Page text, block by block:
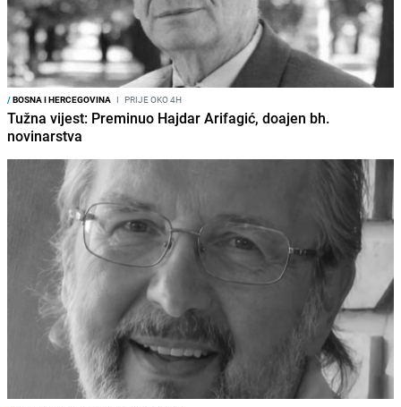
/BOSNA I HERCEGOVINA I PRIJE OKO 4H
Tužna vijest: Preminuo Hajdar Arifagić, doajen bh.
novinarstva